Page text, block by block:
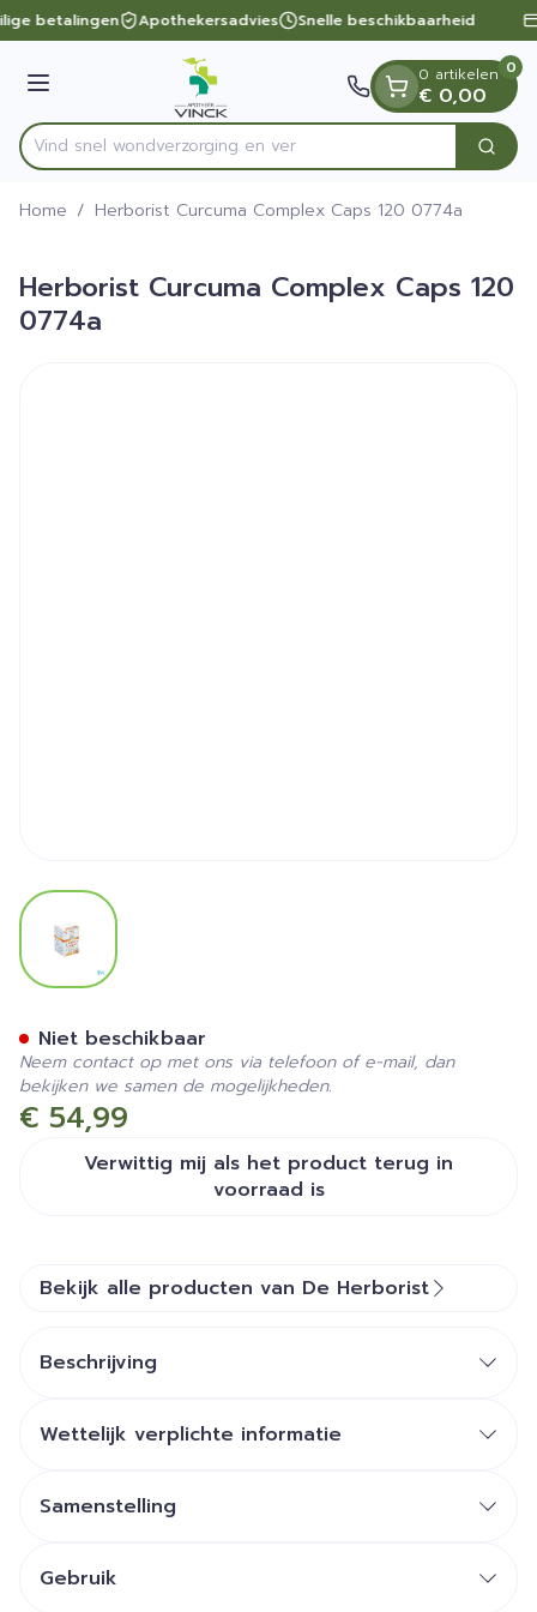
Ga naar de inhoud
1 van 1
betalingen Apothekersadvies Snelle beschikbaarheid
Menu
Product, merk, categorie...
Vind snel wondverzorgin Zoek
0 artikelen
€ 0,00
0
Home / Herborist Curcuma Complex Caps 120 0774a
Herborist Curcuma Complex Caps 120
0774a
View larger image
€ 54,99
Verwittig mij als het product terug in
voorraad is
Niet beschikbaar
Neem contact op met ons via telefoon of e-mail, dan
bekijken we samen de mogelijkheden.
Bekijk alle producten van De Herborist
Beschrijving
Wettelijk verplichte informatie
Samenstelling
Gebruik